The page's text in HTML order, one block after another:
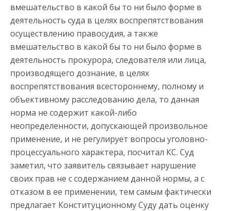
вмешательство в какой бы то ни было форме в
деятельность суда в целях воспрепятствования
осуществлению правосудия, а также
вмешательство в какой бы то ни было форме в
деятельность прокурора, следователя или лица,
производящего дознание, в целях
воспрепятствования всестороннему, полному и
объективному расследованию дела, то данная
норма не содержит какой-либо
неопределенности, допускающей произвольное
применение, и не регулирует вопросы уголовно-
процессуального характера, посчитал КС. Суд
заметил, что заявитель связывает нарушение
своих прав не с содержанием данной нормы, а с
отказом в ее применении, тем самым фактически
предлагает Конституционному Суду дать оценку